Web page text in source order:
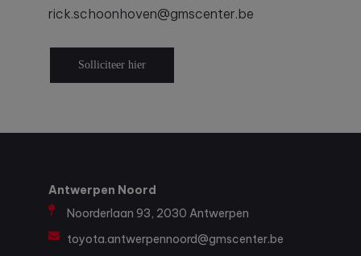
rick.schoonhoven@gmscenter.be
Solliciteer hier
Antwerpen Noord
Noorderlaan 93, 2030 Antwerpen
toyota.antwerpennoord@gmscenter.be